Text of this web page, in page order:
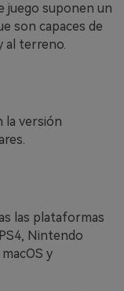
juego suponen un
son capaces de
al terreno.
la versión
las plataformas
Nintendo
y